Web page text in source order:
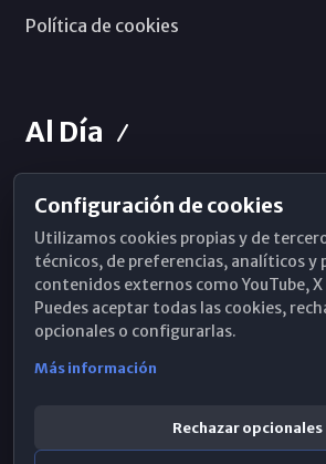
Política de cookies
Al Día
Horarios de Misa
Hemeroteca
WhatsApp
Configuración de cookies
Utilizamos cookies propias y de
técnicos, de preferencias, analíticos y
contenidos externos como YouTube,
Puedes aceptar todas las cookies,
opcionales o configurarlas.
Más información
Rechazar opcionales